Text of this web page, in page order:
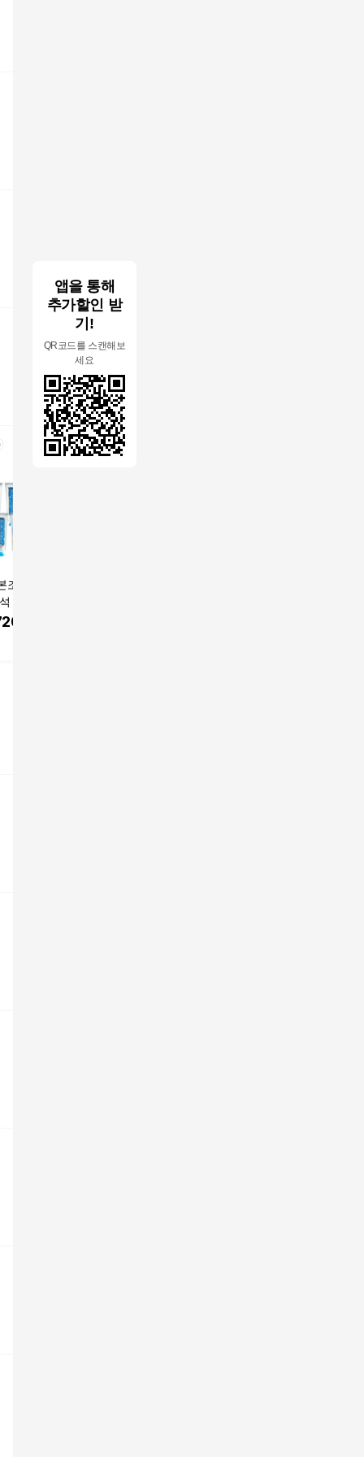
앱을 통해
추가할인 받
기!
QR코드를 스캔해보
세요
조르노 구취 잇
케어 치약 100
입 세트